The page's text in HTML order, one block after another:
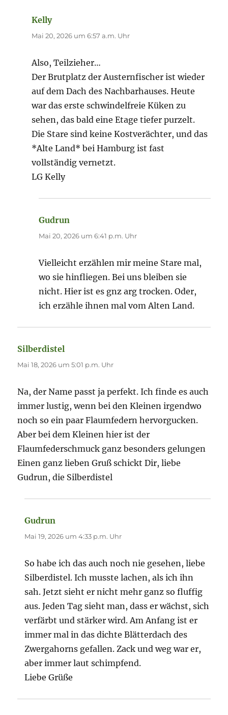
Kellysagt:
Mai 20, 2026 um 6:57 a.m. Uhr
Also, Teilzieher…
Der Brutplatz der Austernfischer ist wieder
auf dem Dach des Nachbarhauses. Heute
war das erste schwindelfreie Küken zu
sehen, das bald eine Etage tiefer purzelt.
Die Stare sind keine Kostverächter, und das
*Alte Land* bei Hamburg ist fast
vollständig vernetzt.
LG Kelly
Gudrun
Mai 20, 2026 um 6:41 p.m. Uhr
Vielleicht erzählen mir meine Stare mal,
wo sie hinfliegen. Bei uns bleiben sie
nicht. Hier ist es gnz arg trocken. Oder,
ich erzähle ihnen mal vom Alten Land.
Silberdistel
Mai 18, 2026 um 5:01 p.m. Uhr
Na, der Name passt ja perfekt. Ich finde es auch
immer lustig, wenn bei den Kleinen irgendwo
noch so ein paar Flaumfedern hervorgucken.
Aber bei dem Kleinen hier ist der
Flaumfederschmuck ganz besonders gelungen
Einen ganz lieben Gruß schickt Dir, liebe
Gudrun, die Silberdistel
Gudrun
Mai 19, 2026 um 4:33 p.m. Uhr
So habe ich das auch noch nie gesehen, liebe
Silberdistel. Ich musste lachen, als ich ihn
sah. Jetzt sieht er nicht mehr ganz so fluffig
aus. Jeden Tag sieht man, dass er wächst, sich
verfärbt und stärker wird. Am Anfang ist er
immer mal in das dichte Blätterdach des
Zwergahorns gefallen. Zack und weg war er,
aber immer laut schimpfend.
Liebe Grüße